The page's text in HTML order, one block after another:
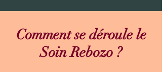
Comment se déroule le
Soin Rebozo ?